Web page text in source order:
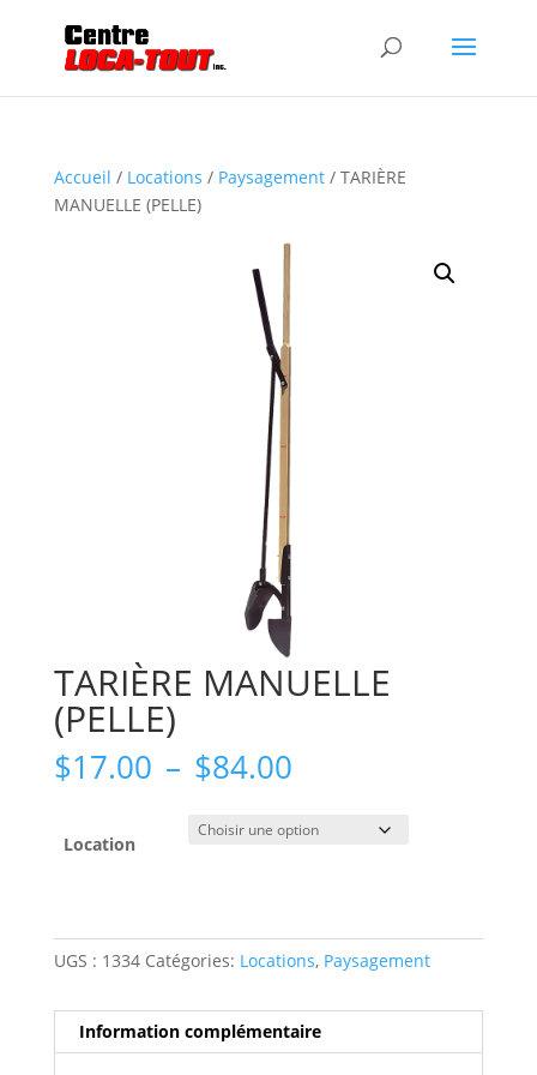
Accueil / Locations / Paysagement/ TARIÈRE
MANUELLE (PELLE)
TARIÈRE MANUELLE
(PELLE)
$17.00 – $84.00Plage
prix :
$17.00
Location
UGS : 1334 Catégories: Locations, Paysagement
Information complémentaire